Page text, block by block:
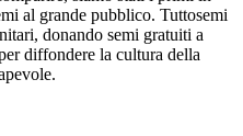
al grande pubblico. Tuttosemi
donando semi gratuiti a
diffondere la cultura della